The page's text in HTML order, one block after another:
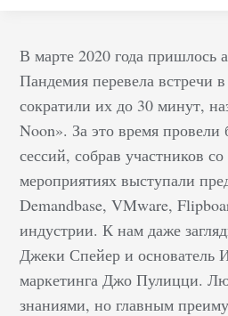
В марте 2020 года пришлось
Пандемия перевела встречи
сократили их до 30 минут,
Noon». За это время провели
сессий, собрав участников
мероприятиях выступали
Demandbase, VMware,
индустрии. К нам даже
Джеки Спейер и основатель
маркетинга Джо Пулицци.
знаниями, но главным